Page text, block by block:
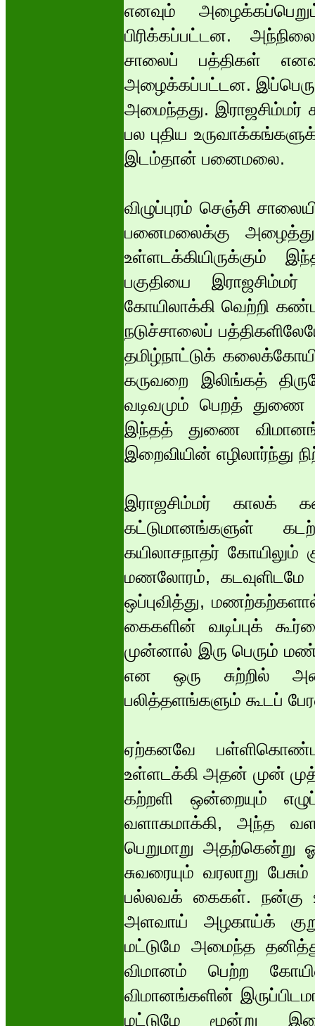
எனவும்
பிரிக்கப்பட்டன.
சாலைப் பத்திகள்
அழைக்கப்பட்டன.
அமைந்தது. இராஜசிம்மர்
பல புதிய
இடம்தான் பனைமலை.
விழுப்புரம் செஞ்சி
பனைமலைக்கு
உள்ளடக்கியிருக்கும்
பகுதியை
கோயிலாக்கி வெற்றி
நடுச்சாலைப்
தமிழ்நாட்டுக்
கருவறை இலிங்கத்
வடிவமும் பெறத் துணை
இந்தத் துணை
இறைவியின் எழிலார்ந்து
இராஜசிம்மர் காலக்
கட்டுமானங்களுள்
கயிலாசநாதர்
மணலோரம், கடவுளிடமே
ஒப்புவித்து,
கைகளின் வடிப்புக்
முன்னால் இரு பெரும்
என ஒரு சுற்றில்
பலித்தளங்களும் கூடப்
ஏற்கனவே
உள்ளடக்கி அதன் முன்
கற்றளி ஒன்றையும்
வளாகமாக்கி, அந்த
பெறுமாறு அதற்கென்று
சுவரையும் வரலாறு
பல்லவக் கைகள். நன்கு
அளவாய் அழகாய்க்
மட்டுமே அமைந்த
விமானம் பெற்ற
விமானங்களின்
மட்டுமே மூன்று